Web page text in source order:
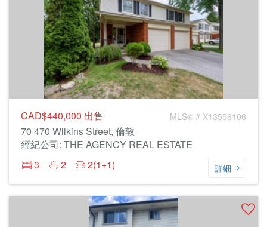
CAD$440,000 出售 MLS® # X13556106
70 470 Wilkins Street, 倫敦
經紀公司: THE AGENCY REAL ESTATE
3
2 2(1+1) 詳細